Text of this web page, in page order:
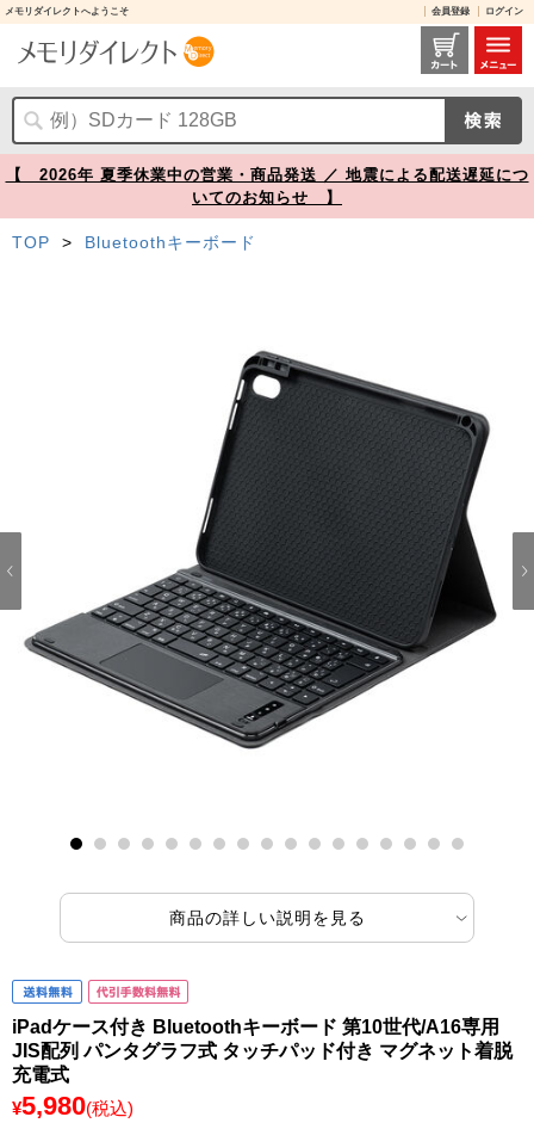
メモリダイレクトへようこそ 会員登録 ログイン
iPadケース付き Bluetoothキーボード 第10世代/A16専用 JIS配列 パンタグラフ式 タッチパッド付き マグネット着脱 充電式 【メモリダイレクト】
【 2026年 夏季休業中の営業・商品発送 ／ 地震による配送遅延につ
いてのお知らせ 】
TOP > Bluetoothキーボード
10 11 12 13 14 15 16
商品の詳しい説明を見る
iPadケース付き Bluetoothキーボード 第10世代/A16専用
JIS配列 パンタグラフ式 タッチパッド付き マグネット着脱
充電式
¥5,980(税込)